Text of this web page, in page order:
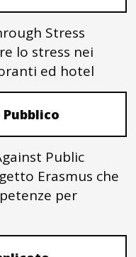
Stress
lo stress nei
ed hotel
Public
Erasmus che
per